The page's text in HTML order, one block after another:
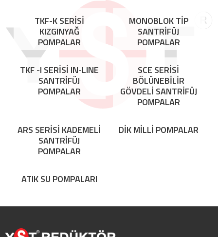
TKF-K SERİSİ
KIZGINYAĞ
POMPALAR
MONOBLOK TİP
SANTRİFÜJ
POMPALAR
TKF -I SERİSİ IN-LINE
SANTRİFÜJ
POMPALAR
SCE SERİSİ
BÖLÜNEBİLİR
GÖVDELİ SANTRİFÜJ
POMPALAR
ARS SERİSİ KADEMELİ
SANTRİFÜJ
POMPALAR
DİK MİLLİ POMPALAR
ATIK SU POMPALARI